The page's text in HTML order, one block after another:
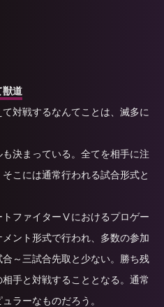
獣道
て対戦するなんてことは、滅多に
決まっている。全てを相手に注
こには通常行われる試合形式と
ファイターⅤにおけるプロゲー
ント形式で行われ、多数の参加
～三試合先取と少ない。勝ち残
手と対戦することとなる。通常
ラーなものだろう。